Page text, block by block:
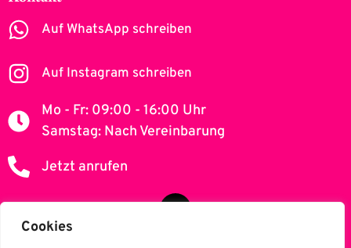
Cookies
Auf WhatsApp schreiben
Auf Instagram schreiben
Mo - Fr: 09:00 - 16:00 Uhr
Samstag: Nach Vereinbarung
Jetzt anrufen